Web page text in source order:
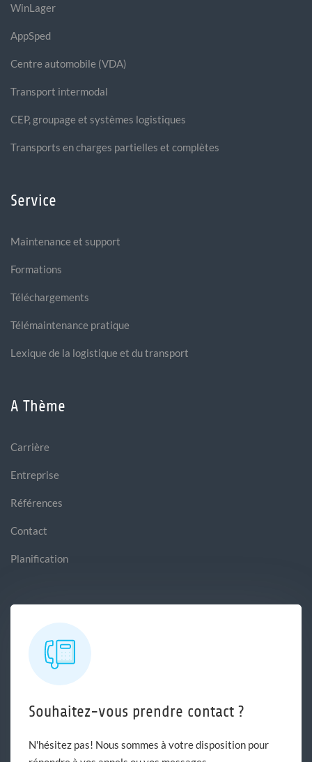
WinLager
AppSped
Centre automobile (VDA)
Transport intermodal
CEP, groupage et systèmes logistiques
Transports en charges partielles et complètes
Service
Maintenance et support
Formations
Téléchargements
Télémaintenance pratique
Lexique de la logistique et du transport
A Thème
Carrière
Entreprise
Références
Contact
Planification
Souhaitez-vous prendre contact ?
N'hésitez pas! Nous sommes à votre disposition pour